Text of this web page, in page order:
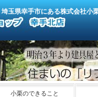
埼玉県幸手市にある株式会社小
小栗のできること